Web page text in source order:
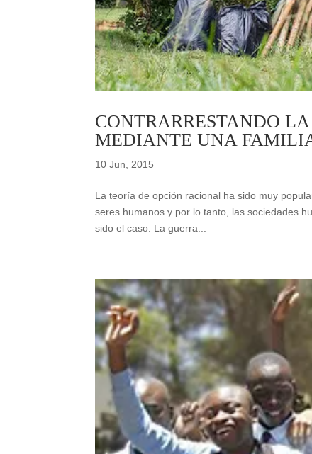
CONTRARRESTANDO
MEDIANTE UNA
10 Jun, 2015
La teoría de opción racional ha sido muy
seres humanos y por lo tanto, las sociedades
sido el caso. La guerra...